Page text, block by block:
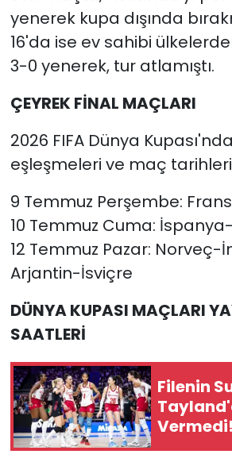
yenerek kupa dışında
16'da ise ev sahibi
3-0 yenerek, tur atlamıştı.
ÇEYREK FİNAL MAÇLARI
2026 FIFA Dünya
eşleşmeleri ve maç
9 Temmuz Perşembe:
10 Temmuz Cuma:
12 Temmuz Pazar: Norveç-
Arjantin-İsviçre
DÜNYA KUPASI MAÇLARI
SAATLERİ
Filenin
Turu